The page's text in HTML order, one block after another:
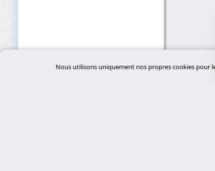
Nous utilisons uniquement nos propres cookies pour